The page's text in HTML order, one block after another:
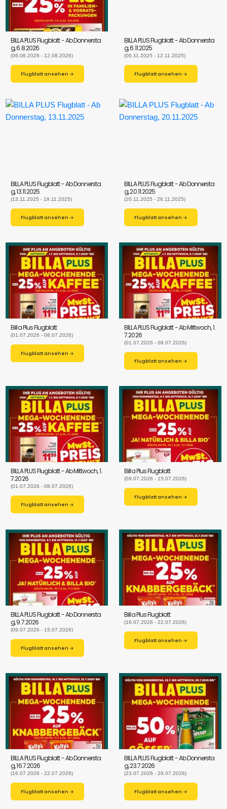
BILLA PLUS Flugblatt - Ab Donnersta
g, 6.8.2026
(06.08.2026 - 12.08.2026)
Flugblatt ansehen →
BILLA PLUS Flugblatt - Ab Donnersta
g, 6.11.2025
(06.11.2025 - 12.11.2025)
Flugblatt ansehen →
BILLA PLUS Flugblatt - Ab Donnersta
g, 13.11.2025
(13.11.2025 - 19.11.2025)
Flugblatt ansehen →
BILLA PLUS Flugblatt - Ab Donnersta
g, 20.11.2025
(20.11.2025 - 26.11.2025)
Flugblatt ansehen →
Billa Plus Flugblatt
(01.07.2026 - 08.07.2026)
Flugblatt ansehen →
BILLA PLUS Flugblatt - Ab Mittwoch, 1.
7.2026
(01.07.2026 - 08.07.2026)
Flugblatt ansehen →
BILLA PLUS Flugblatt - Ab Mittwoch, 1.
7.2026
(01.07.2026 - 08.07.2026)
Flugblatt ansehen →
Billa Plus Flugblatt
(09.07.2026 - 15.07.2026)
Flugblatt ansehen →
BILLA PLUS Flugblatt - Ab Donnersta
g, 9.7.2026
(09.07.2026 - 15.07.2026)
Flugblatt ansehen →
Billa Plus Flugblatt
(16.07.2026 - 22.07.2026)
Flugblatt ansehen →
BILLA PLUS Flugblatt - Ab Donnersta
g, 16.7.2026
(16.07.2026 - 22.07.2026)
Flugblatt ansehen →
BILLA PLUS Flugblatt - Ab Donnersta
g, 23.7.2026
(23.07.2026 - 29.07.2026)
Flugblatt ansehen →